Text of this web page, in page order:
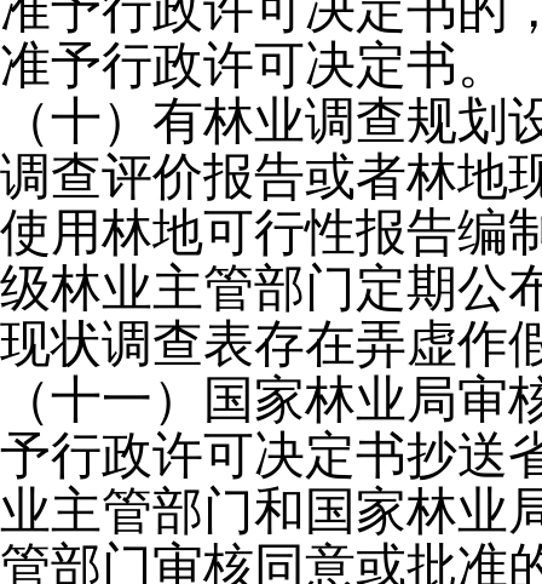
准予行政许可决定书。
（十）有林业调查规
调查评价报告或者林地
使用林地可行性报告编
级林业主管部门定期公
现状调查表存在弄虚作
（十一）国家林业局
予行政许可决定书抄送
业主管部门和国家林业
管部门审核同意或批准